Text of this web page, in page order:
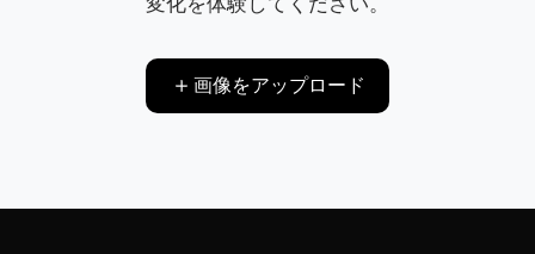
画像をアップロード